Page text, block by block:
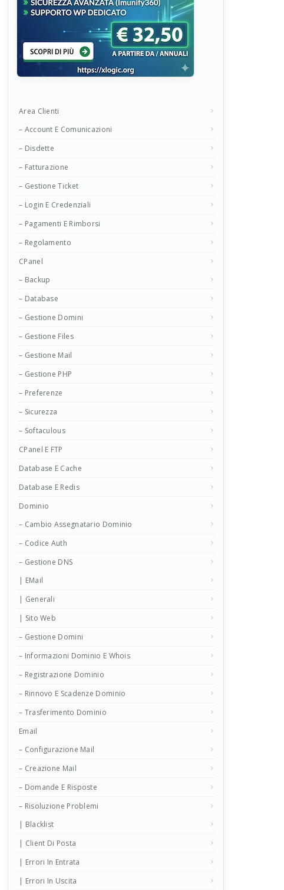
Area Clienti
– Account E Comunicazioni
– Disdette
– Fatturazione
– Gestione Ticket
– Login E Credenziali
– Pagamenti E Rimborsi
– Regolamento
CPanel
– Backup
– Database
– Gestione Domini
– Gestione Files
– Gestione Mail
– Gestione PHP
– Preferenze
– Sicurezza
– Softaculous
CPanel E FTP
Database E Cache
Database E Redis
Dominio
– Cambio Assegnatario Dominio
– Codice Auth
– Gestione DNS
| EMail
| Generali
| Sito Web
– Gestione Domini
– Informazioni Dominio E Whois
– Registrazione Dominio
– Rinnovo E Scadenze Dominio
– Trasferimento Dominio
Email
– Configurazione Mail
– Creazione Mail
– Domande E Risposte
– Risoluzione Problemi
| Blacklist
| Client Di Posta
| Errori In Entrata
| Errori In Uscita